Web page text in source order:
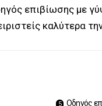
επιβίωσης με
καλύτερα
Οδηγός